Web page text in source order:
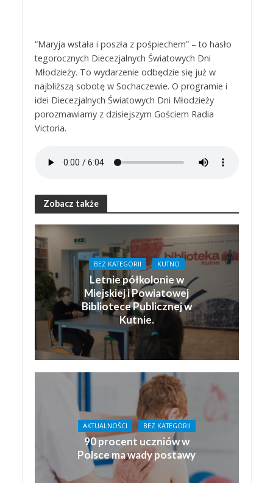
“Maryja wstała i poszła z pośpiechem” – to hasło
tegorocznych Diecezjalnych Światowych Dni
Młodzieży. To wydarzenie odbędzie się już w
najbliższą sobotę w Sochaczewie. O programie i
idei Diecezjalnych Światowych Dni Młodzieży
porozmawiamy z dzisiejszym Gościem Radia
Victoria.
Zobacz także
BEZ KATEGORII KUTNO
Letnie półkolonie w
Miejskiej i Powiatowej
Bibliotece Publicznej w
Kutnie.
AKTUALNOŚCI BEZ KATEGORII
90 procent uczniów w
Polsce ma wady postawy